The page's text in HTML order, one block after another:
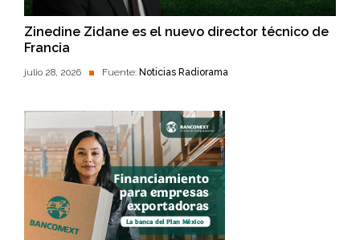
Zinedine Zidane es el nuevo director técnico de
Francia
julio 28, 2026 Fuente: Noticias Radiorama